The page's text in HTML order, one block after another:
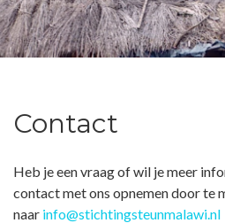
Contact
Heb je een vraag of wil je meer
contact met ons opnemen door te
naar info@stichtingsteunmalawi.nl